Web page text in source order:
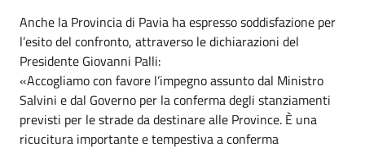
Anche la Provincia di Pavia ha espresso soddisfazione per
l’esito del confronto, attraverso le dichiarazioni del
Presidente Giovanni Palli:
«Accogliamo con favore l’impegno assunto dal Ministro
Salvini e dal Governo per la conferma degli stanziamenti
previsti per le strade da destinare alle Province. È una
ricucitura importante e tempestiva a conferma